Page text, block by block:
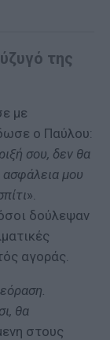
της
με
ο Παύλου:
σου, δεν θα
ασφάλεια μου
».
δούλεψαν
αγοράς.
θα
στους